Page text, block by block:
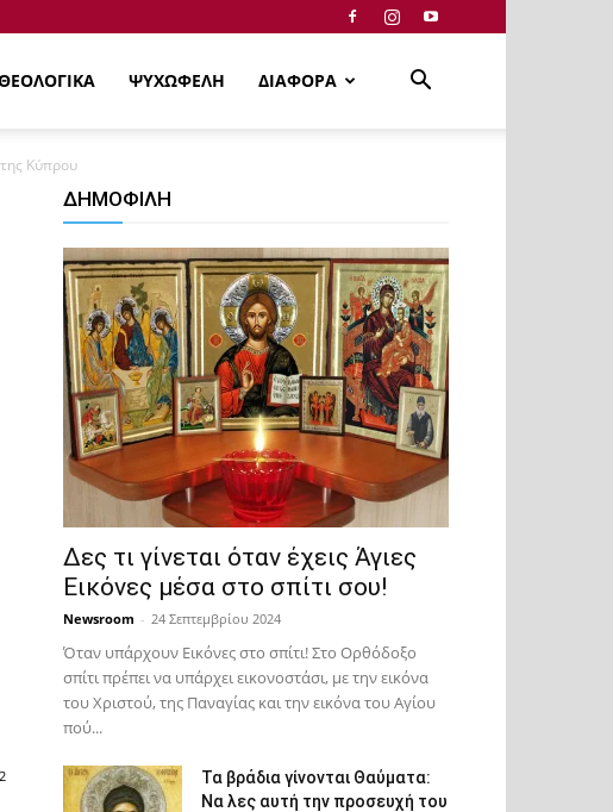
ΨΥΧΩΦΕΛΗ ΔΙΑΦΟΡΑ
Κύπρου
ΔΗΜΟΦΙΛΗ
Δες τι γίνεται όταν έχεις Άγιες
Εικόνες μέσα στο σπίτι σου!
Newsroom - 24 Σεπτεμβρίου 2024
Όταν υπάρχουν Εικόνες στο σπίτι! Στο Ορθόδοξο
σπίτι πρέπει να υπάρχει εικονοστάσι, με την εικόνα
του Χριστού, της Παν­αγίας και την εικόνα του Αγίου
πού...
Τα βράδια γίνονται Θαύματα:
Να λες αυτή την προσευχή του